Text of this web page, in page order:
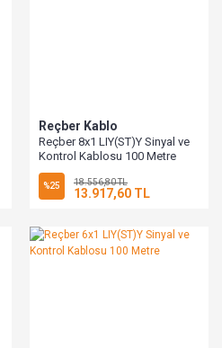
Reçber Kablo
Reçber 8x1 LIY(ST)Y Sinyal ve
Kontrol Kablosu 100 Metre
%25 18.556,80 TL
13.917,60 TL